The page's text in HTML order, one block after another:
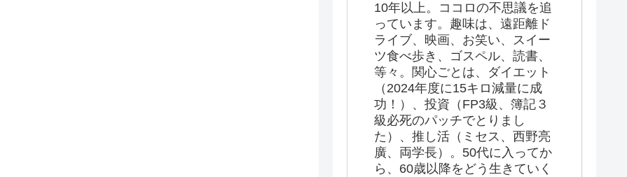
10年以上。ココロの不思議を追
っています。趣味は、遠距離ド
ライブ、映画、お笑い、スイー
ツ食べ歩き、ゴスペル、読書、
等々。関心ごとは、ダイエット
（2024年度に15キロ減量に成
功！）、投資（FP3級、簿記３
級必死のパッチでとりまし
た）、推し活（ミセス、西野亮
廣、両学長）。50代に入ってか
ら、60歳以降をどう生きていく